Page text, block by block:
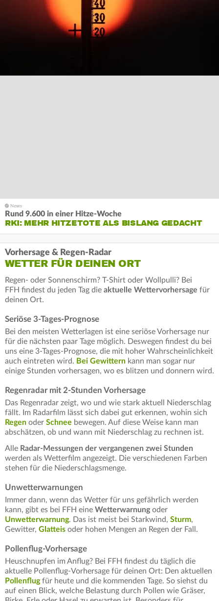
Rund 9.600 in einer Hitze-Woche
RKI: MEHR HITZETOTE ALS BISLANG GEDACHT
Vorhersage & Regen-Radar
WETTER FÜR DEINEN ORT
Regen- oder Sonnenschirm? T-Shirt oder Wollpulli? Bei
FFH findest du jeden Tag die aktuelle Wettervorhersage für
deinen Ort.
Seriöse 3-Tages-Prognose
Bei den meisten Wetterlagen ist eine seriöse Vorhersage nur
für die nächsten paar Tage möglich. Deswegen findest du bei
uns eine 3-Tages-Prognose, die mit hoher Wahrscheinlichkeit
auch eintreten wird. Bei Gewittern kann man sogar nur
einige Stunden vorhersagen, wo es blitzen und donnern wird.
Regenradar mit 2-Stunden Vorhersage
Das Regenradar zeigt, wo und wie stark aktuell Niederschlag
fällt. Im Radarfilm lässt sich dabei gut erkennen, wohin sich
Regen oder Schnee bewegen. Auf diese Weise kann man
abschätzen, ob und wann mit Niederschlag zu rechnen ist.
Alle Radar-Messungen der vergangenen zwei Stunden
werden als Wetterfilm angezeigt. Die verschiedenen Farben
stehen für die Niederschlagsmenge.
Unwetterwarnungen
Immer dann, wenn das Wetter für uns gefährlich werden
kann, gibt es bei FFH eine Wetterwarnung oder
Unwetterwarnung. Das ist meist bei Starkwind, Sturm,
Gewitter, Glatteis oder hohen Mengen an Regen der Fall.
Pollenflug-Vorhersage
Heuschnupfen im Anflug? Bei FFH findest du täglich die
aktuelle Pollenflug-Vorhersage für deinen Ort: Den aktuellen
Pollenflugfür heute und die kommenden Tage. So siehst du
auf einen Blick, welche Belastung durch Pollen wie Gräser,